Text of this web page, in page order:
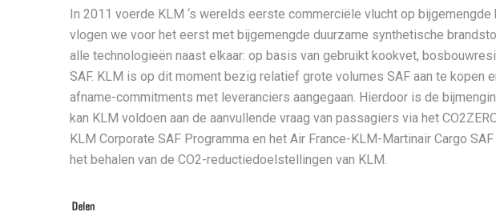
In 2011 voerde KLM ‘s werelds eerste commerciële vlucht op
vlogen we voor het eerst met bijgemengde duurzame synthetische
alle technologieën naast elkaar: op basis van gebruikt kookvet,
SAF. KLM is op dit moment bezig relatief grote volumes SAF aan te kopen
afname-commitments met leveranciers aangegaan. Hierdoor is de
kan KLM voldoen aan de aanvullende vraag van passagiers via het
KLM Corporate SAF Programma en het Air France-KLM-Martinair Cargo
het behalen van de CO2-reductiedoelstellingen van KLM.